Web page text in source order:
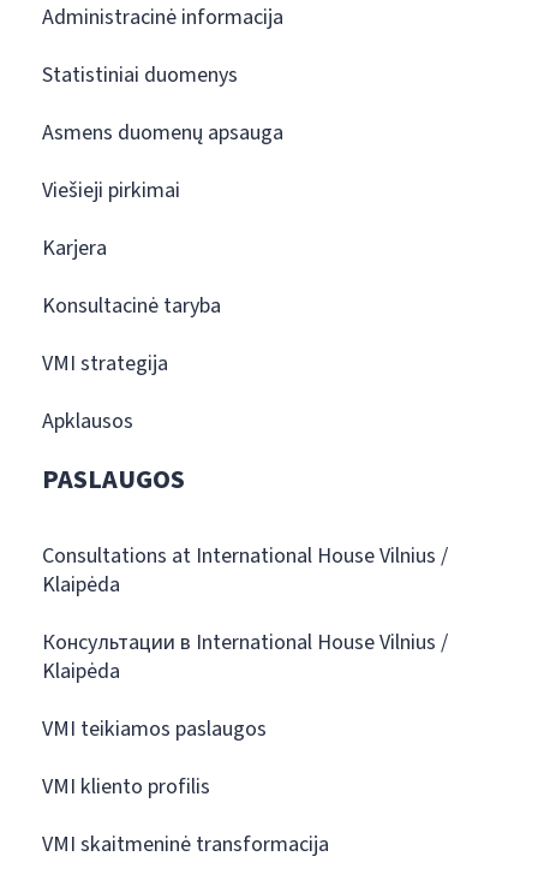
Administracinė informacija
Statistiniai duomenys
Asmens duomenų apsauga
Viešieji pirkimai
Karjera
Konsultacinė taryba
VMI strategija
Apklausos
PASLAUGOS
Consultations at International House Vilnius /
Klaipėda
Консультации в International House Vilnius /
Klaipėda
VMI teikiamos paslaugos
VMI kliento profilis
VMI skaitmeninė transformacija